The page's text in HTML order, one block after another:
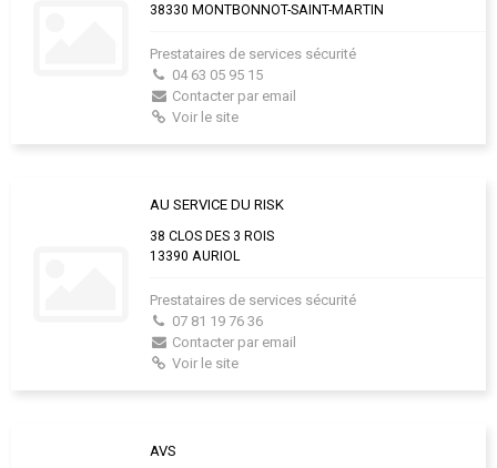
38330 MONTBONNOT-SAINT-MARTIN
Prestataires de services sécurité
04 63 05 95 15
Contacter par email
Voir le site
AU SERVICE DU RISK
38 CLOS DES 3 ROIS
13390 AURIOL
Prestataires de services sécurité
07 81 19 76 36
Contacter par email
Voir le site
AVS